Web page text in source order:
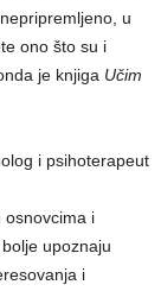
u
ono što su i
je knjiga Učim
i psihoterapeut
osnovcima i
upoznaju
i